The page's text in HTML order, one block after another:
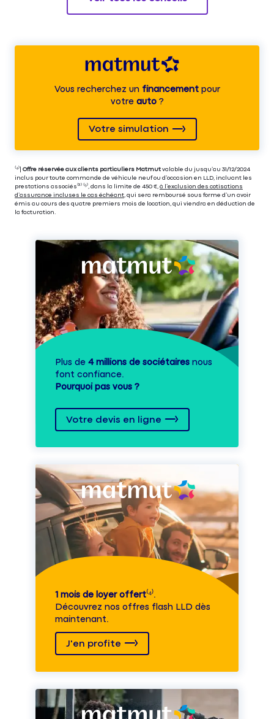
Vous recherchez unfinancementpour
votre auto?
Votre simulation
⁽⁴⁾| Offre réservée aux clients particuliers Matmut valable du jusqu’au 31/12/2024
inclus pour toute commande de véhicule neuf ou d’occasion en LLD, incluant les
prestations associés⁽³⁾ ⁽⁵⁾, dans la limite de 450 €, à l’exclusion des cotisations
d’assurance incluses le cas échéant, qui sera remboursé sous forme d’un avoir
émis au cours des quatre premiers mois de location, qui viendra en déduction de
la facturation.
Plus de 4 millions de sociétaires nous
font confiance.
Pourquoi pas vous ?
Votre devis en ligne
1 mois de loyer offert⁽⁴⁾.
Découvrez nos offres flash LLD dès
maintenant.
J'en profite